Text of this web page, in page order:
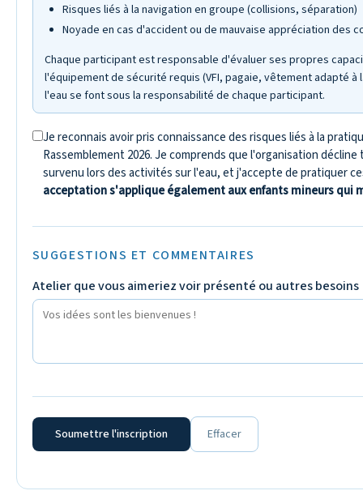
Risques liés à la navigation en groupe (collisions, séparation)
Noyade en cas d'accident ou de mauvaise appréciation des
Chaque participant est responsable d'évaluer ses propres
l'équipement de sécurité requis (VFI, pagaie, vêtement adapté
l'eau se font sous la responsabilité de chaque participant.
Je reconnais avoir pris connaissance des risques liés à la
Rassemblement 2026. Je comprends que l'organisation
survenu lors des activités sur l'eau, et j'accepte de pratiquer
acceptation s'applique également aux enfants mineurs qui
SUGGESTIONS ET COMMENTAIRES
Atelier que vous aimeriez voir présenté ou autres besoins